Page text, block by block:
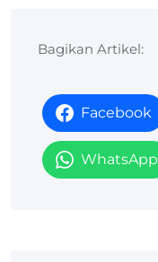
Bagikan Artikel:
Facebook
WhatsApp